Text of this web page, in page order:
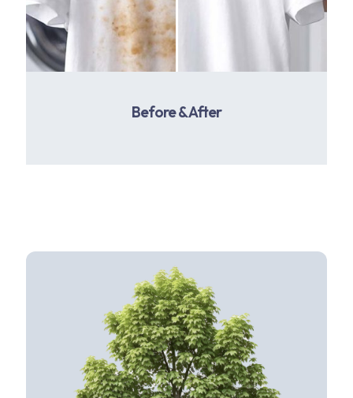
Before & After